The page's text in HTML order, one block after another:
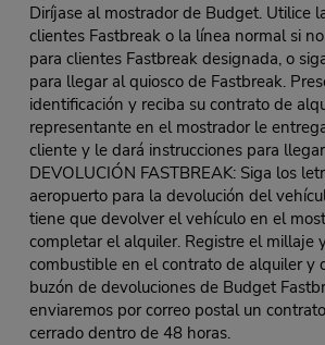
Diríjase al mostrador de Budget. Utilice
clientes Fastbreak o la línea normal si
para clientes Fastbreak designada, o
para llegar al quiosco de Fastbreak.
identificación y reciba su contrato de
representante en el mostrador le
cliente y le dará instrucciones para
DEVOLUCIÓN FASTBREAK: Siga los
aeropuerto para la devolución del
tiene que devolver el vehículo en el
completar el alquiler. Registre el millaje
combustible en el contrato de alquiler y
buzón de devoluciones de Budget
enviaremos por correo postal un
cerrado dentro de 48 horas.